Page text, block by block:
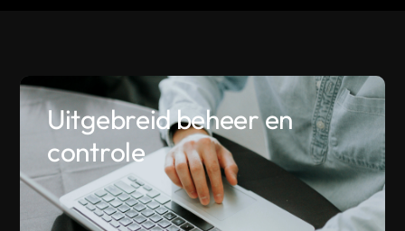
Uitgebreid beheer en
controle